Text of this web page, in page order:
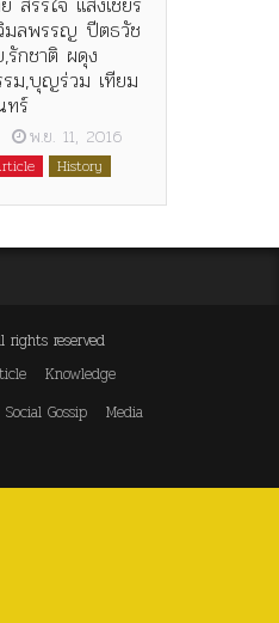
มลพรรญ ปีตธวัช
รักชาติ ผดุง
รม,บุญร่วม เทียม
ร์
พ.ย. 11, 2016
History
rights reserved
Knowledge
Social Gossip
Media